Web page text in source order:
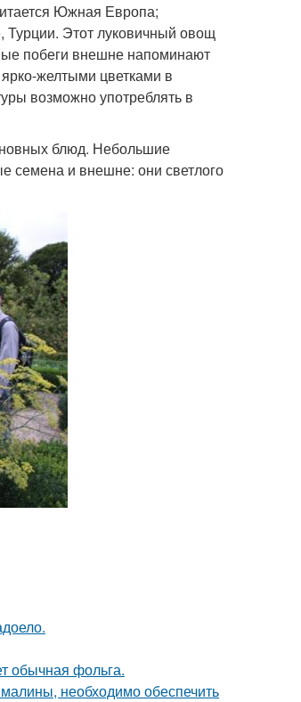
Южная Европа;
Турции. Этот луковичный овощ
побеги внешне напоминают
желтыми цветками в
возможно употреблять в
блюд. Небольшие
семена и внешне: они светлого
обычная фольга.
необходимо обеспечить